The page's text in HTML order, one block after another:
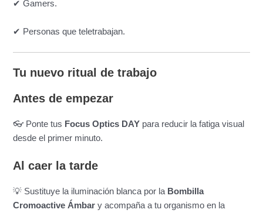
✔ Gamers.
✔ Personas que teletrabajan.
Tu nuevo ritual de trabajo
Antes de empezar
👓 Ponte tus Focus Optics DAY para reducir la fatiga visual
desde el primer minuto.
Al caer la tarde
💡 Sustituye la iluminación blanca por la Bombilla
Cromoactive Ámbar y acompaña a tu organismo en la